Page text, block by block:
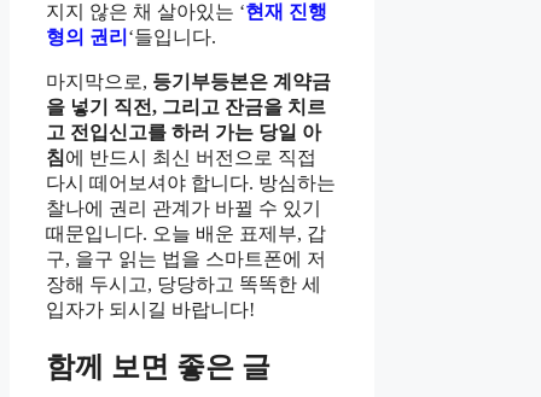
지지 않은 채 살아있는 ‘현재 진행
형의 권리 ‘들입니다.
마지막으로, 등기부등본은 계약금
을 넣기 직전, 그리고 잔금을 치르
고 전입신고를 하러 가는 당일 아
침에 반드시 최신 버전으로 직접
다시 떼어보셔야 합니다. 방심하는
찰나에 권리 관계가 바뀔 수 있기
때문입니다. 오늘 배운 표제부, 갑
구, 을구 읽는 법을 스마트폰에 저
장해 두시고, 당당하고 똑똑한 세
입자가 되시길 바랍니다!
함께 보면 좋은 글